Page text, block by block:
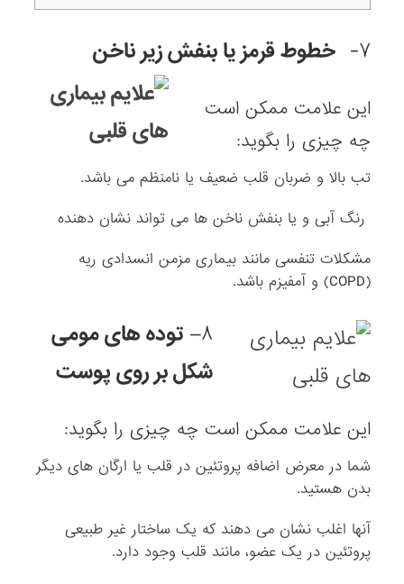
۷- خطوط قرمز یا بنفش زیر ناخن
این علامت ممکن است
چه چیزی را بگوید:
تب بالا و ضربان قلب ضعیف یا نامنظم می باشد.
رنگ آبی و یا بنفش ناخن ها می تواند نشان دهنده
مشکلات تنفسی مانند بیماری مزمن انسدادی ریه
(
COPD) و آمفیزم باشد.
۸–توده های مومی
شکل بر روی پوست
این علامت ممکن است چه چیزی را بگوید:
شما در معرض اضافه پروتئین در قلب یا ارگان های دیگر
بدن هستید.
آنها اغلب نشان می دهند که یک ساختار غیر طبیعی
پروتئین در یک عضو، مانند قلب وجود دارد.